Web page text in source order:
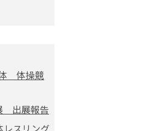
体操競
出展報告
スリング